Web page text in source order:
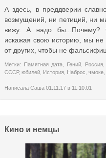
А здесь, в преддверии
возмущений, ни петиций, ни
вижу. А надо бы...Почему?
искажая свою историю, мы не
от других, чтобы не
Метки: Памятная дата Гений, Россия
СССР, юбилей История Наброс чмоке
Написала Саша 01.11.17 в 11:10:01
Кино и немцы